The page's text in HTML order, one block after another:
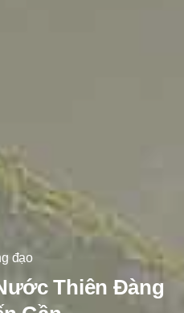
đạo
Thiên Đàng